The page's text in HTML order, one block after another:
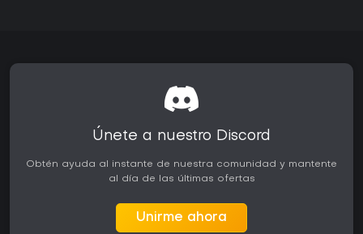
Únete a nuestro Discord
Obtén ayuda al instante de nuestra comunidad y mantente
al día de las últimas ofertas
Unirme ahora